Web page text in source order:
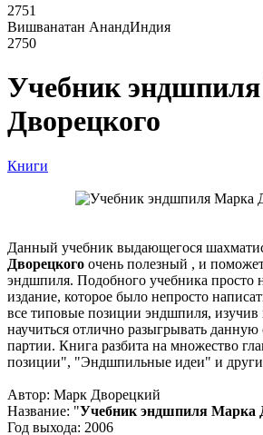
2751
Вишванатан АнандИндия
2750
Учебник
Дворецкого
Книги
Данный учебник выдающегося
Дворецкого очень полезный , и
эндшпиля. Подобного учебника просто
издание, которое было непросто
все типовые позиции эндшпиля,
научиться отлично разыгрывать
партии. Книга разбита на множество
позиции", "Эндшпильные идеи" и
Автор: Марк Дворецкий
Название: "Учебник эндшпиля Марка
Год выхода: 2006